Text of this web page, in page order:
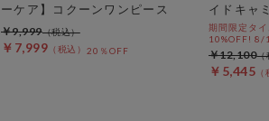
ーケア】コクーンワンピース
￥7,999 20％OFF
￥9,999
イドキャ
期間限定タ
10%OFF!
￥5,445
￥12,100